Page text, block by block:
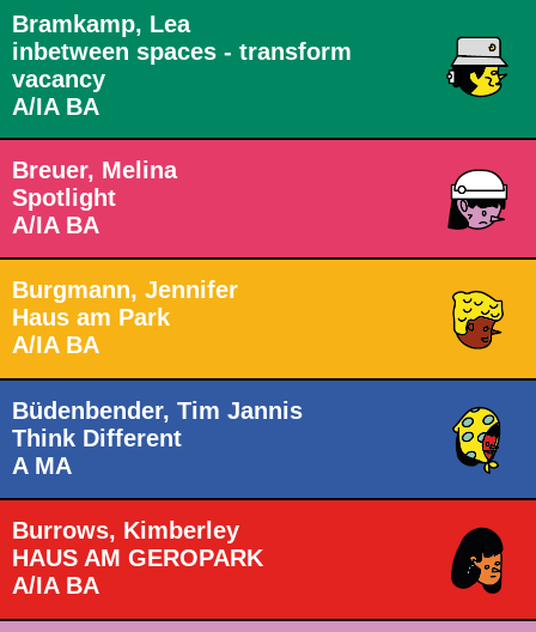
Bramkamp, Lea
inbetween spaces - transform
vacancy
A/IA BA
Breuer, Melina
Spotlight
A/IA BA
Burgmann, Jennifer
Haus am Park
A/IA BA
Büdenbender, Tim Jannis
Think Different
A MA
Burrows, Kimberley
HAUS AM GEROPARK
A/IA BA